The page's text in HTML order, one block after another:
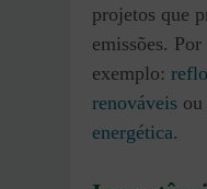
projetos que
emissões. Por
exemplo:
renováveis
energética.